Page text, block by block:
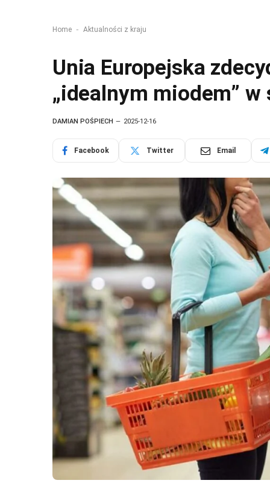
Home - Aktualności z kraju
Unia Europejska
„idealnym miodem”
DAMIAN POŚPIECH 2025-12-16
Facebook Twitter Email